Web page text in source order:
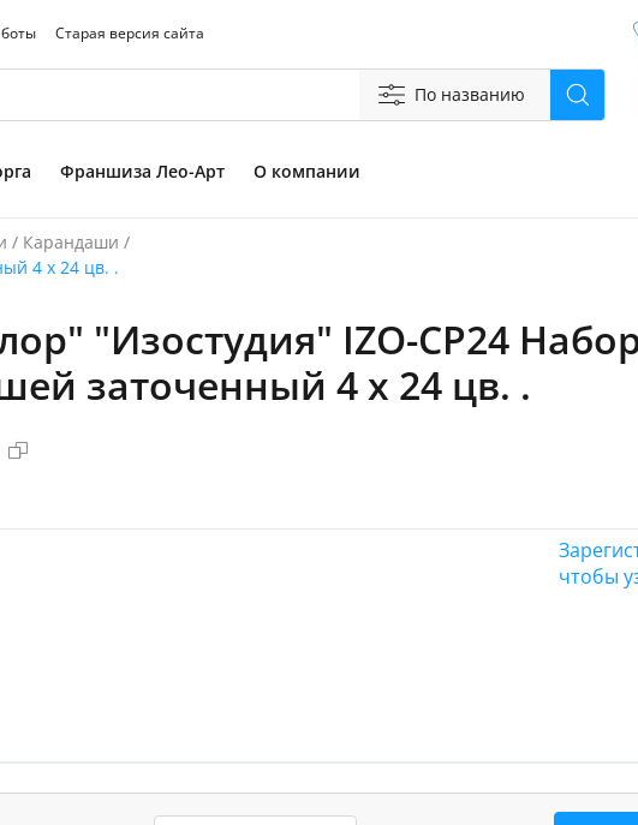
Старая версия сайта
По названию Поиск
Франшиза Лео-Арт О компании
/ Карандаши /
4 х 24 цв. .
"Изостудия" IZO-CP24
заточенный 4 х 24 цв. .
чтобы